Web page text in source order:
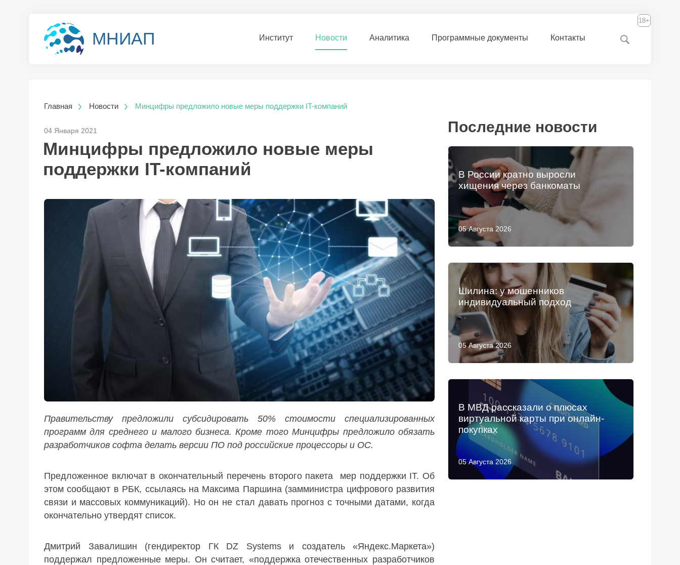
МНИАП Институт Новости Аналитика Программные документы Контакты
18+
Главная Новости Минцифры предложило новые меры поддержки IT-компаний
04 Января 2021
Минцифры предложило новые меры
поддержки IT-компаний
Правительству предложили субсидировать 50% стоимости специализированных
программ для среднего и малого бизнеса. Кроме того Минцифры предложило обязать
разработчиков софта делать версии ПО под российские процессоры и ОС.
Предложенное включат в окончательный перечень второго пакета мер поддержки IT. Об
этом сообщают в РБК, ссылаясь на Максима Паршина (замминистра цифрового развития
связи и массовых коммуникаций). Но он не стал давать прогноз с точными датами, когда
окончательно утвердят список.
Дмитрий Завалишин (гендиректор ГК DZ Systems и создатель «Яндекс.Маркета»)
поддержал предложенные меры. Он считает, «поддержка отечественных разработчиков
Последние новости
05 Августа 2026
В России кратно выросли
хищения через банкоматы
05 Августа 2026
Шилина: у мошенников
индивидуальный подход
05 Августа 2026
В МВД рассказали о плюсах
виртуальной карты при онлайн-
покупках